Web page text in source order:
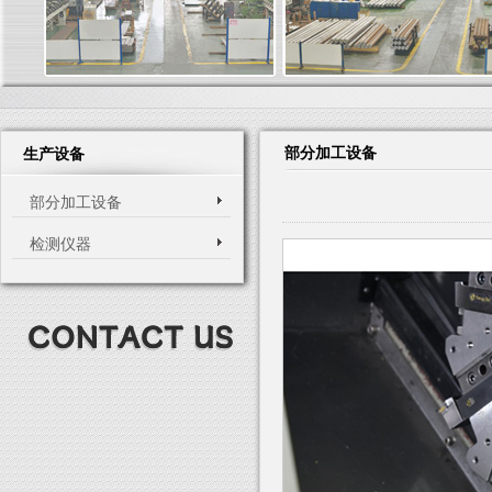
生产设备
部分加工设备
检测仪器
部分加工设备